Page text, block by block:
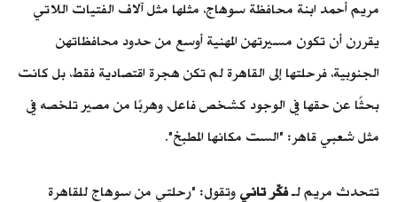
مريم أحمد ابنة محافظة سوهاج، مثلها مثل آلاف الفتيات اللاتي
يقررن أن تكون مسيرتهن المهنية أوسع من حدود محافظاتهن
الجنوبية، فرحلتها إلى القاهرة لم تكن هجرة اقتصادية فقط، بل كانت
بحثًا عن حقها في الوجود كشخص فاعل، وهربًا من مصير تلخصه في
مثل شعبي قاهر: "الست مكانها المطبخ".
تتحدث مريم لـفكّر تاني وتقول: "رحلتي من سوهاج للقاهرة